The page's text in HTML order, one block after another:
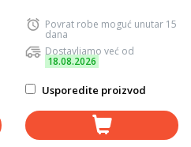
Povrat robe moguć unutar 15
dana
Dostavljamo već od
18.08.2026
Usporedite proizvod